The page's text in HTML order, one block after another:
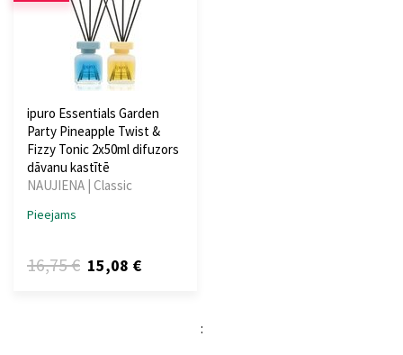
ipuro Essentials Garden
Party Pineapple Twist &
Fizzy Tonic 2x50ml difuzors
dāvanu kastītē
NAUJIENA | Classic
Pieejams
16,75 € 15,08 €
: